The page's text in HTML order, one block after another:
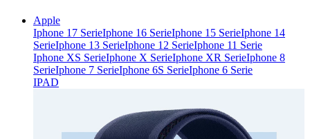
Apple
Iphone 17 SerieIphone 16 SerieIphone 15 SerieIphone 14
SerieIphone 13 SerieIphone 12 SerieIphone 11 Serie
Iphone XS SerieIphone X SerieIphone XR SerieIphone 8
SerieIphone 7 SerieIphone 6S SerieIphone 6 Serie
IPAD